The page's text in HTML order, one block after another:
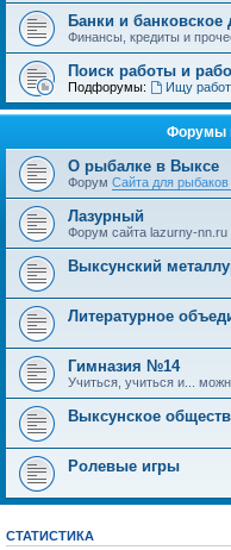
Банки и банковское
Финансы, кредиты и
Поиск работы и
Подфорумы: Ищу
Форумы
О рыбалке в Выксе
Форум Cайта для
Лазурный
Форум сайта lazurny-nn.ru
Выксунский
Литературное
Гимназия №14
Учиться, учиться и...
Выксунское
Ролевые игры
СТАТИСТИКА